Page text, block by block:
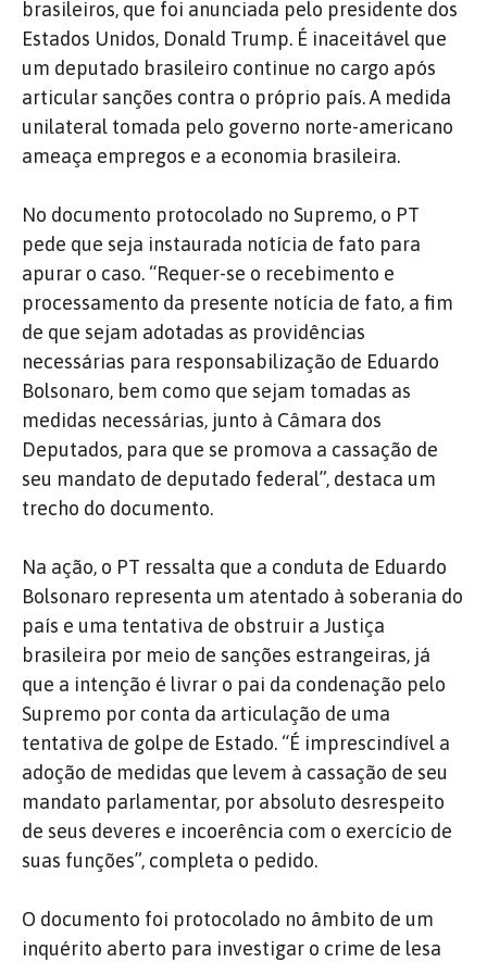
brasileiros, que foi anunciada pelo presidente dos
Estados Unidos, Donald Trump. É inaceitável que
um deputado brasileiro continue no cargo após
articular sanções contra o próprio país. A medida
unilateral tomada pelo governo norte-americano
ameaça empregos e a economia brasileira.
No documento protocolado no Supremo, o PT
pede que seja instaurada notícia de fato para
apurar o caso. “Requer-se o recebimento e
processamento da presente notícia de fato, a fim
de que sejam adotadas as providências
necessárias para responsabilização de Eduardo
Bolsonaro, bem como que sejam tomadas as
medidas necessárias, junto à Câmara dos
Deputados, para que se promova a cassação de
seu mandato de deputado federal”, destaca um
trecho do documento.
Na ação, o PT ressalta que a conduta de Eduardo
Bolsonaro representa um atentado à soberania do
país e uma tentativa de obstruir a Justiça
brasileira por meio de sanções estrangeiras, já
que a intenção é livrar o pai da condenação pelo
Supremo por conta da articulação de uma
tentativa de golpe de Estado. “É imprescindível a
adoção de medidas que levem à cassação de seu
mandato parlamentar, por absoluto desrespeito
de seus deveres e incoerência com o exercício de
suas funções”, completa o pedido.
O documento foi protocolado no âmbito de um
inquérito aberto para investigar o crime de lesa